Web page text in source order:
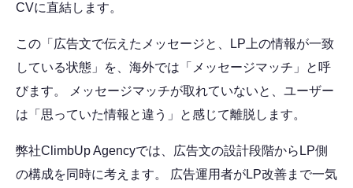
CVに直結します。
この「広告文で伝えたメッセージと、LP上の情報が一致
している状態」を、海外では「メッセージマッチ」と呼
びます。 メッセージマッチが取れていないと、ユーザー
は「思っていた情報と違う」と感じて離脱します。
弊社ClimbUp Agencyでは、広告文の設計段階からLP側
の構成を同時に考えます。 広告運用者がLP改善まで一気